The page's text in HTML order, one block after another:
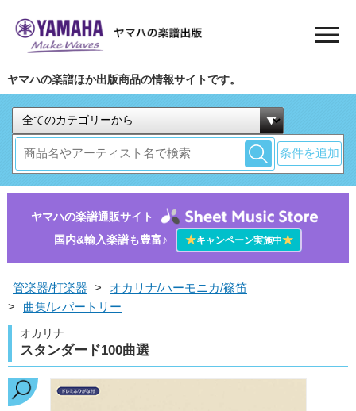
ヤマハの楽譜ほか出版商品の情報サイトです。
条件を追加
ヤマハの楽譜通販サイト
国内&輸入楽譜も豊富♪
★キャンペーン実施中★
管楽器/打楽器 >
オカリナ/ハーモニカ/篠笛
>
曲集/レパートリー
オカリナ
スタンダード100曲選